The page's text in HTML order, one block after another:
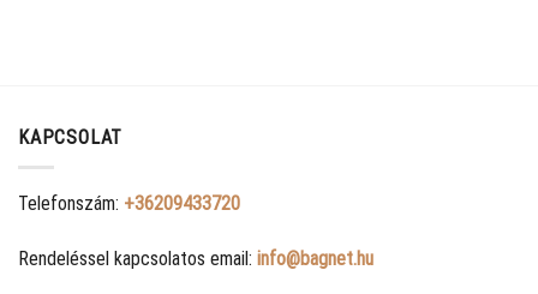
KAPCSOLAT
Telefonszám: +36209433720
Rendeléssel kapcsolatos email: info@bagnet.hu